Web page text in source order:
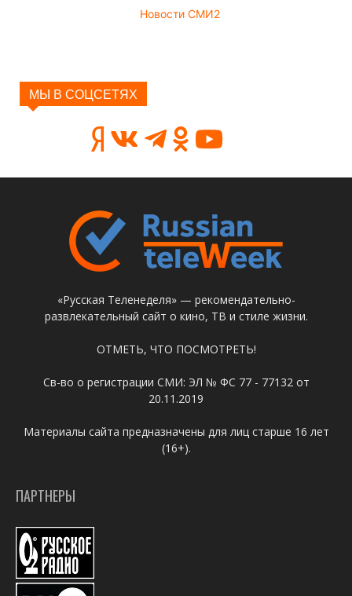
Новости СМИ2
МЫ В СОЦСЕТЯХ
«Русская Теленеделя» — рекомендательно-
развлекательный сайт о кино, ТВ и стиле жизни.
ОТМЕТЬ, ЧТО ПОСМОТРЕТЬ!
Св-во о регистрации СМИ: ЭЛ № ФС 77 - 77132 от
20.11.2019
Материалы сайта предназначены для лиц старше 16 лет
(16+).
ПАРТНЕРЫ